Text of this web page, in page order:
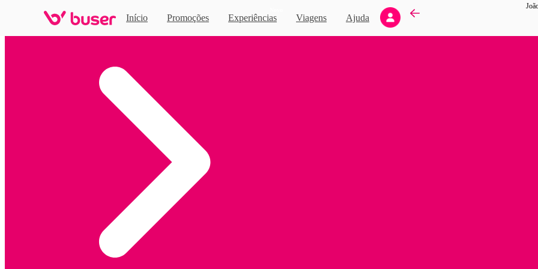
Início Promoções Experiências Viagens Ajuda